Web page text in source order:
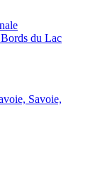
du Lac
Savoie,